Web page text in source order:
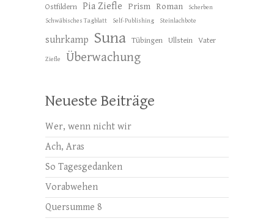
Ostfildern Pia Ziefle Prism Roman
Scherben
Schwäbisches Tagblatt
Self-Publishing Steinlachbote
suhrkamp Suna Tübingen Ullstein Vater
Ziefle Überwachung
Neueste Beiträge
Wer, wenn nicht wir
Ach, Aras
So Tagesgedanken
Vorabwehen
Quersumme 8